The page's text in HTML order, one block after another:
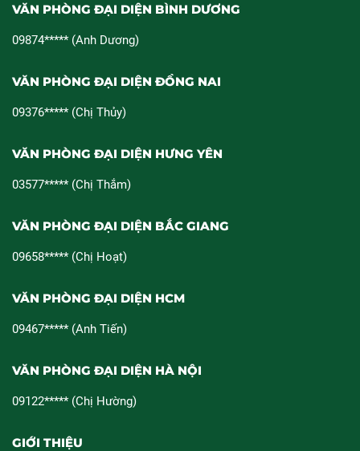
VĂN PHÒNG ĐẠI DIỆN BÌNH DƯƠNG
09874***** (Anh Dương)
VĂN PHÒNG ĐẠI DIỆN ĐỒNG NAI
09376***** (Chị Thủy)
VĂN PHÒNG ĐẠI DIỆN HƯNG YÊN
03577***** (Chị Thắm)
VĂN PHÒNG ĐẠI DIỆN BẮC GIANG
09658***** (Chị Hoạt)
VĂN PHÒNG ĐẠI DIỆN HCM
09467***** (Anh Tiến)
VĂN PHÒNG ĐẠI DIỆN HÀ NỘI
09122***** (Chị Hường)
GIỚI THIỆU